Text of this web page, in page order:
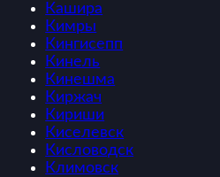
Кашира
Кимры
Кингисепп
Кинель
Кинешма
Киржач
Кириши
Киселевск
Кисловодск
Климовск